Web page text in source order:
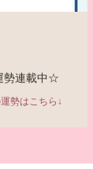
勢連載中☆
勢はこちら↓